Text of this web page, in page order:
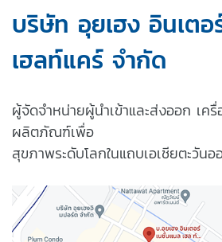
บริษัท อุยเฮง อินเต
เฮลท์แคร์ จำกัด
ผู้จัดจำหน่ายผู้นำเข้าและส่งออก เครื่
ผลิตภัณฑ์เพื่อ
สุขภาพระดับโลกในแถบเอเชียตะวันอ